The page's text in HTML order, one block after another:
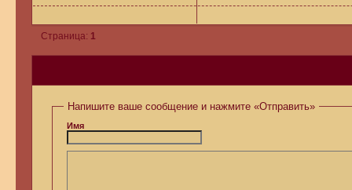
Страница: 1
Напишите ваше сообщение и нажмите «Отправить»
Имя